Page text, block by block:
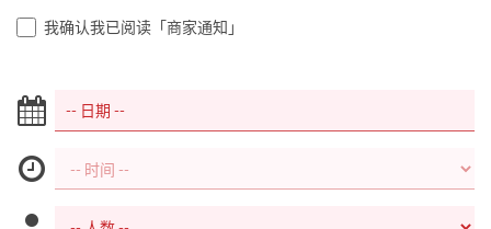
我确认我已阅读「商家通知」